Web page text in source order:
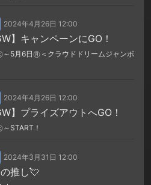
2024年4月26日 12:00
】キャンペーンにGO！
～5月6日㊊＜クラウドドリームジャンボ
2024年4月26日 12:00
】プライズアウトへGO！
START！
2024年3月31日 12:00
推し💘